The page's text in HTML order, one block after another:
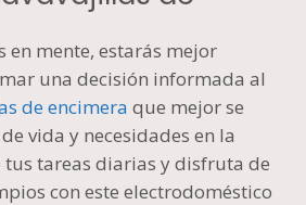
en mente, estarás mejor
una decisión informada al
de encimera que mejor se
vida y necesidades en la
tus tareas diarias y disfruta de
con este electrodoméstico